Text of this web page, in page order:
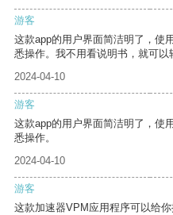
游客
这款app的用户界面简洁明了，使
悉操作。我不用看说明书，就可以
2024-04-10
游客
这款app的用户界面简洁明了，使
悉操作。
2024-04-10
游客
这款加速器VPM应用程序可以给